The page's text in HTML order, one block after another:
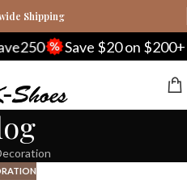
Shipping
Save $20 on $200+